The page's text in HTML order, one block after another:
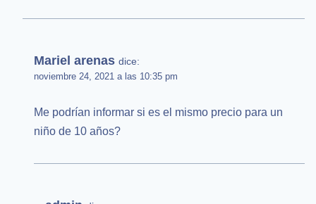
Mariel arenas dice:
noviembre 24, 2021 a las 10:35 pm
Me podrían informar si es el mismo precio para un
niño de 10 años?